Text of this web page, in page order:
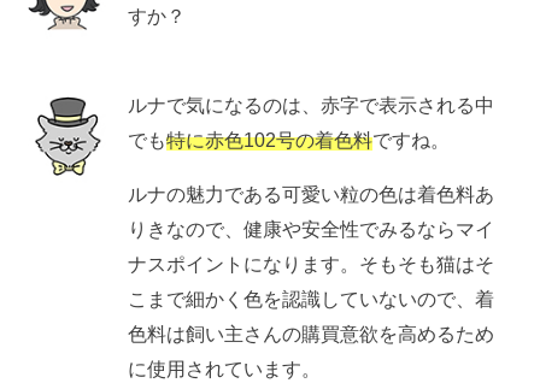
すか？
ルナで気になるのは、赤字で表示される中
でも特に赤色102号の着色料ですね。
ルナの魅力である可愛い粒の色は着色料あ
りきなので、健康や安全性でみるならマイ
ナスポイントになります。そもそも猫はそ
こまで細かく色を認識していないので、着
色料は飼い主さんの購買意欲を高めるため
に使用されています。